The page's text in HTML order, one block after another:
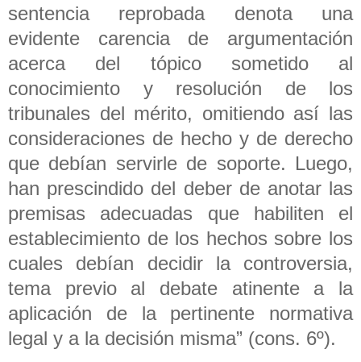
sentencia reprobada denota una
evidente carencia de argumentación
acerca del tópico sometido al
conocimiento y resolución de los
tribunales del mérito, omitiendo así las
consideraciones de hecho y de derecho
que debían servirle de soporte. Luego,
han prescindido del deber de anotar las
premisas adecuadas que habiliten el
establecimiento de los hechos sobre los
cuales debían decidir la controversia,
tema previo al debate atinente a la
aplicación de la pertinente normativa
legal y a la decisión misma” (cons. 6º).